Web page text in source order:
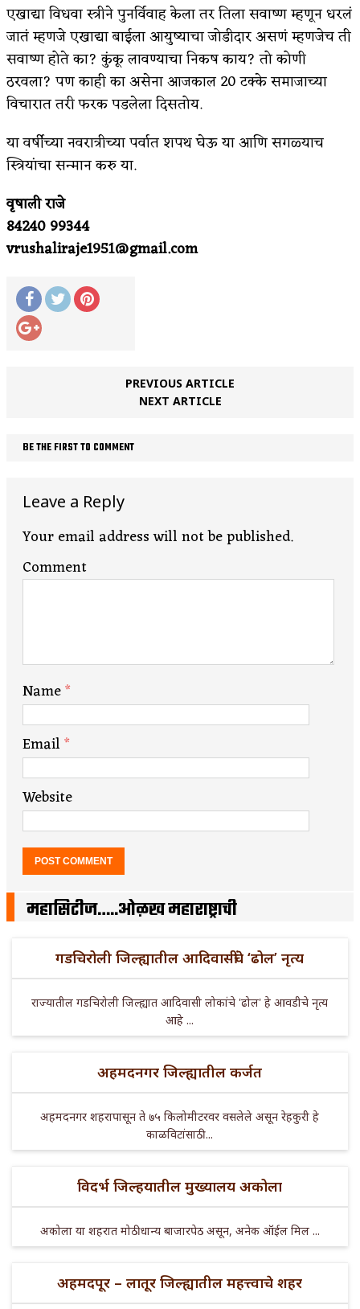
एखाद्या विधवा स्त्रीने पुनर्विवाह केला तर तिला सवाष्ण म्हणून धरलं
जातं म्हणजे एखाद्या बाईला आयुष्याचा जोडीदार असणं म्हणजेच ती
सवाष्ण होते का? कुंकू लावण्याचा निकष काय? तो कोणी
ठरवला? पण काही का असेना आजकाल 20 टक्के समाजाच्या
विचारात तरी फरक पडलेला दिसतोय.
या वर्षीच्या नवरात्रीच्या पर्वात शपथ घेऊ या आणि सगळ्याच
स्त्रियांचा सन्मान करु या.
वृषाली राजे
84240 99344
vrushaliraje1951@gmail.com
PREVIOUS ARTICLE
NEXT ARTICLE
BE THE FIRST TO COMMENT
Leave a Reply
Your email address will not be published.
Comment
Name*
Email*
Website
महासिटीज…..ओळख महाराष्ट्राची
गडचिरोली जिल्ह्यातील आदिवासींचे ‘ढोल’ नृत्य
राज्यातील गडचिरोली जिल्ह्यात आदिवासी लोकांचे 'ढोल' हे आवडीचे नृत्य
आहे ...
अहमदनगर जिल्ह्यातील कर्जत
अहमदनगर शहरापासून ते ७५ किलोमीटरवर वसलेले असून रेहकुरी हे
काळविटांसाठी ...
विदर्भ जिल्हयातील मुख्यालय अकोला
अकोला या शहरात मोठी धान्य बाजारपेठ असून, अनेक ऑईल मिल ...
अहमदपूर – लातूर जिल्ह्यातील महत्त्वाचे शहर